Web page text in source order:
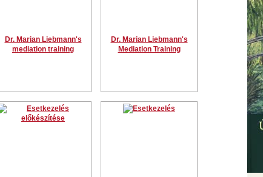
Dr. Marian Liebmann's
mediation training
Dr. Marian Liebmann's
Mediation Training